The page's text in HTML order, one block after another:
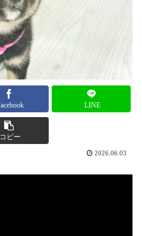
LINE
コピー
2026.06.03